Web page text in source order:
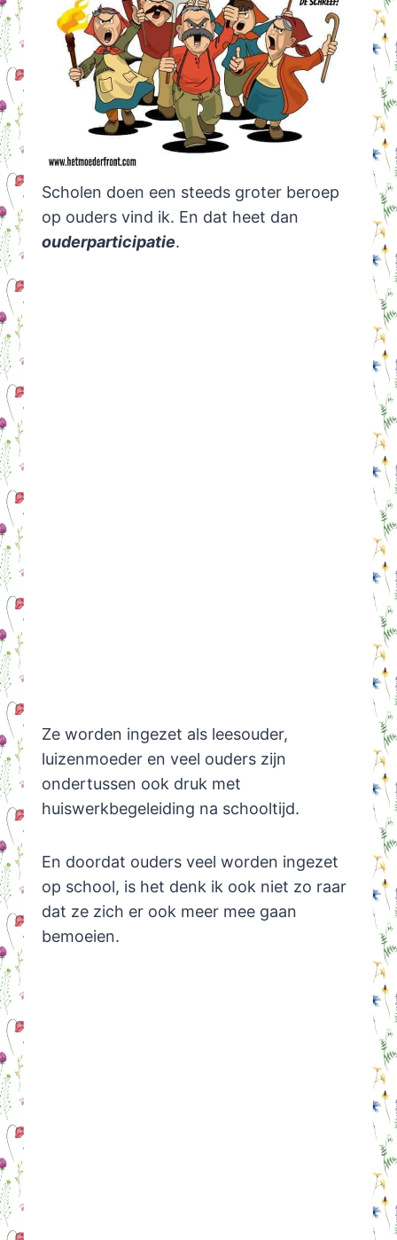
Scholen doen een steeds groter beroep
op ouders vind ik. En dat heet dan
ouderparticipatie.
Ze worden ingezet als leesouder,
luizenmoeder en veel ouders zijn
ondertussen ook druk met
huiswerkbegeleiding na schooltijd.
En doordat ouders veel worden ingezet
op school, is het denk ik ook niet zo raar
dat ze zich er ook meer mee gaan
bemoeien.